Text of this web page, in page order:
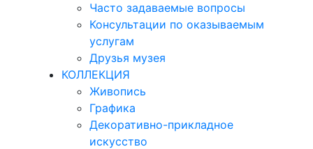
Часто задаваемые вопросы
Консультации по оказываемым
услугам
Друзья музея
КОЛЛЕКЦИЯ
Живопись
Графика
Декоративно-прикладное
искусство